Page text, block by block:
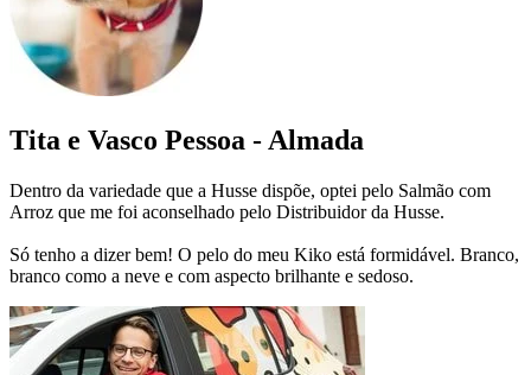
Tita e Vasco Pessoa - Almada
Dentro da variedade que a Husse dispõe, optei pelo Salmão com
Arroz que me foi aconselhado pelo Distribuidor da Husse.
Só tenho a dizer bem! O pelo do meu Kiko está formidável. Branco,
branco como a neve e com aspecto brilhante e sedoso.